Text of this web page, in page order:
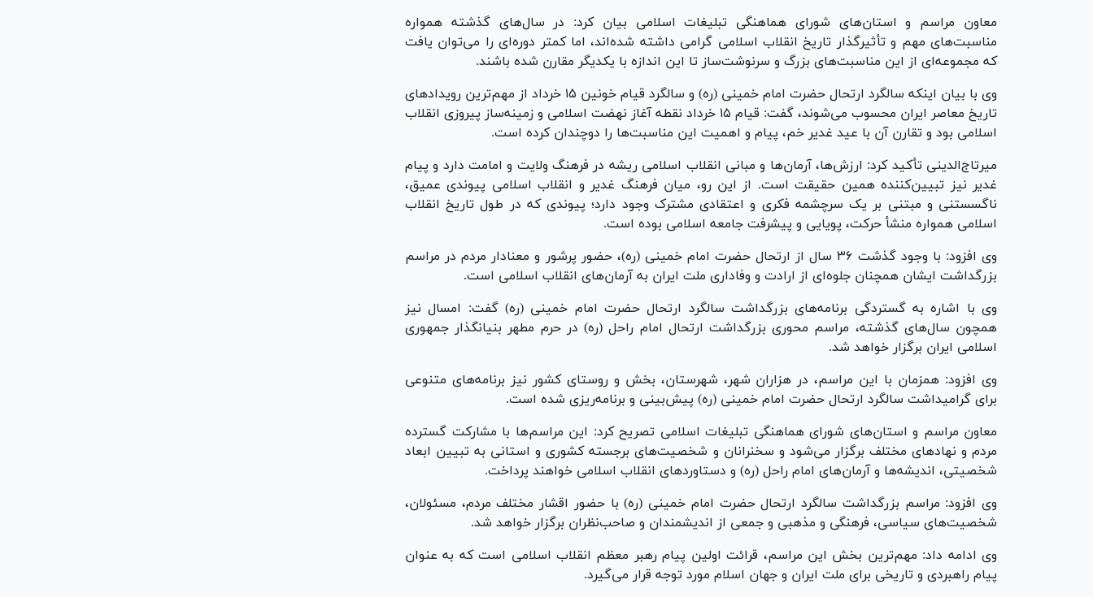
معاون مراسم و استان‌های شورای هماهنگی تبلیغات اسلامی بیان کرد: در سال‌های گذشته همواره
مناسبت‌های مهم و تأثیرگذار تاریخ انقلاب اسلامی گرامی داشته شده‌اند، اما کمتر دوره‌ای را می‌توان یافت
که مجموعه‌ای از این مناسبت‌های بزرگ و سرنوشت‌ساز تا این اندازه با یکدیگر مقارن شده باشند.
وی با بیان اینکه سالگرد ارتحال حضرت امام خمینی (ره) و سالگرد قیام خونین ۱۵ خرداد از مهم‌ترین رویداد‌های
تاریخ معاصر ایران محسوب می‌شوند، گفت: قیام ۱۵ خرداد نقطه آغاز نهضت اسلامی و زمینه‌ساز پیروزی انقلاب
اسلامی بود و تقارن آن با عید غدیر خم، پیام و اهمیت این مناسبت‌ها را دوچندان کرده است.
میرتاج‌الدینی تأکید کرد: ارزش‌ها، آرمان‌ها و مبانی انقلاب اسلامی ریشه در فرهنگ ولایت و امامت دارد و پیام
غدیر نیز تبیین‌کننده همین حقیقت است. از این رو، میان فرهنگ غدیر و انقلاب اسلامی پیوندی عمیق،
ناگسستنی و مبتنی بر یک سرچشمه فکری و اعتقادی مشترک وجود دارد؛ پیوندی که در طول تاریخ انقلاب
اسلامی همواره منشأ حرکت، پویایی و پیشرفت جامعه اسلامی بوده است.
وی افزود: با وجود گذشت ۳۶ سال از ارتحال حضرت امام خمینی (ره)، حضور پرشور و معنادار مردم در مراسم
بزرگداشت ایشان همچنان جلوه‌ای از ارادت و وفاداری ملت ایران به آرمان‌های انقلاب اسلامی است.
وی با اشاره به گستردگی برنامه‌های بزرگداشت سالگرد ارتحال حضرت امام خمینی (ره) گفت: امسال نیز
همچون سال‌های گذشته، مراسم محوری بزرگداشت ارتحال امام راحل (ره) در حرم مطهر بنیانگذار جمهوری
اسلامی ایران برگزار خواهد شد.
وی افزود: همزمان با این مراسم، در هزاران شهر، شهرستان، بخش و روستای کشور نیز برنامه‌های متنوعی
برای گرامیداشت سالگرد ارتحال حضرت امام خمینی (ره) پیش‌بینی و برنامه‌ریزی شده است.
معاون مراسم و استان‌های شورای هماهنگی تبلیغات اسلامی تصریح کرد: این مراسم‌ها با مشارکت گسترده
مردم و نهاد‌های مختلف برگزار می‌شود و سخنرانان و شخصیت‌های برجسته کشوری و استانی به تبیین ابعاد
شخصیتی، اندیشه‌ها و آرمان‌های امام راحل (ره) و دستاورد‌های انقلاب اسلامی خواهند پرداخت.
وی افزود: مراسم بزرگداشت سالگرد ارتحال حضرت امام خمینی (ره) با حضور اقشار مختلف مردم، مسئولان،
شخصیت‌های سیاسی، فرهنگی و مذهبی و جمعی از اندیشمندان و صاحب‌نظران برگزار خواهد شد.
وی ادامه داد: مهم‌ترین بخش این مراسم، قرائت اولین پیام رهبر معظم انقلاب اسلامی است که به عنوان
پیام راهبردی و تاریخی برای ملت ایران و جهان اسلام مورد توجه قرار می‌گیرد.